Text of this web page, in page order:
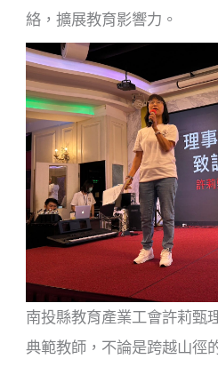
絡，擴展教育影響力。
南投縣教育產業工會許莉甄
典範教師，不論是跨越山徑